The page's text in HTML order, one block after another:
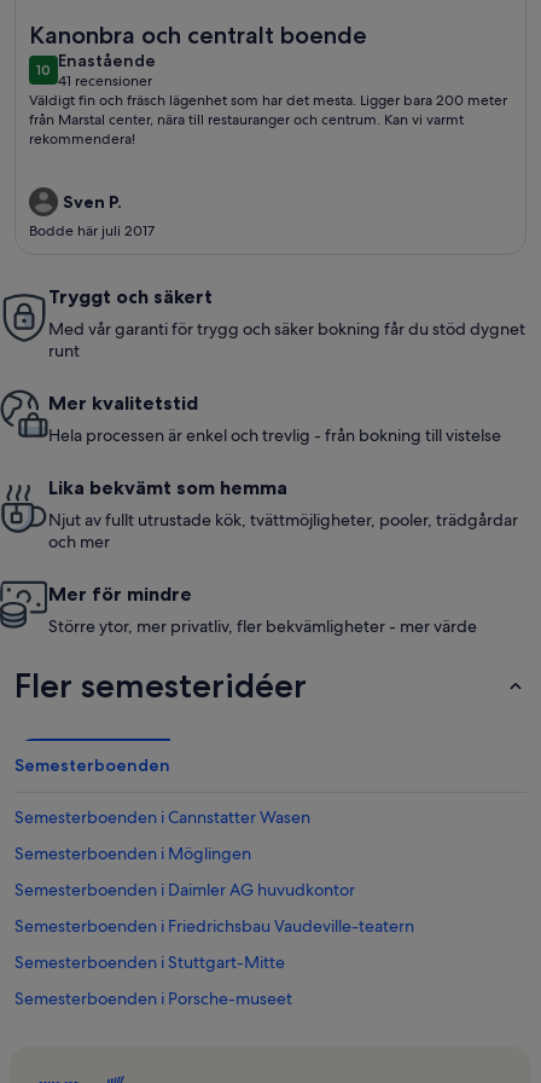
Kanonbra och centralt boende
1010 av 10
Enastående
enastående
41 recensioner
(41 recensioner)
Väldigt fin och fräsch lägenhet som har det mesta. Ligger bara 200 meter
från Marstal center, nära till restauranger och centrum. Kan vi varmt
rekommendera!
Sven P.
Bodde här juli 2017
Tryggt och säkert
Med vår garanti för trygg och säker bokning får du stöd dygnet
runt
Mer kvalitetstid
Hela processen är enkel och trevlig - från bokning till vistelse
Lika bekvämt som hemma
Njut av fullt utrustade kök, tvättmöjligheter, pooler, trädgårdar
och mer
Mer för mindre
Större ytor, mer privatliv, fler bekvämligheter - mer värde
Fler semesteridéer
Semesterboenden
Semesterboenden i Cannstatter Wasen
Semesterboenden i Möglingen
Semesterboenden i Daimler AG huvudkontor
Semesterboenden i Friedrichsbau Vaudeville-teatern
Semesterboenden i Stuttgart-Mitte
Semesterboenden i Porsche-museet
Semesterboenden i Baden-Württemberg